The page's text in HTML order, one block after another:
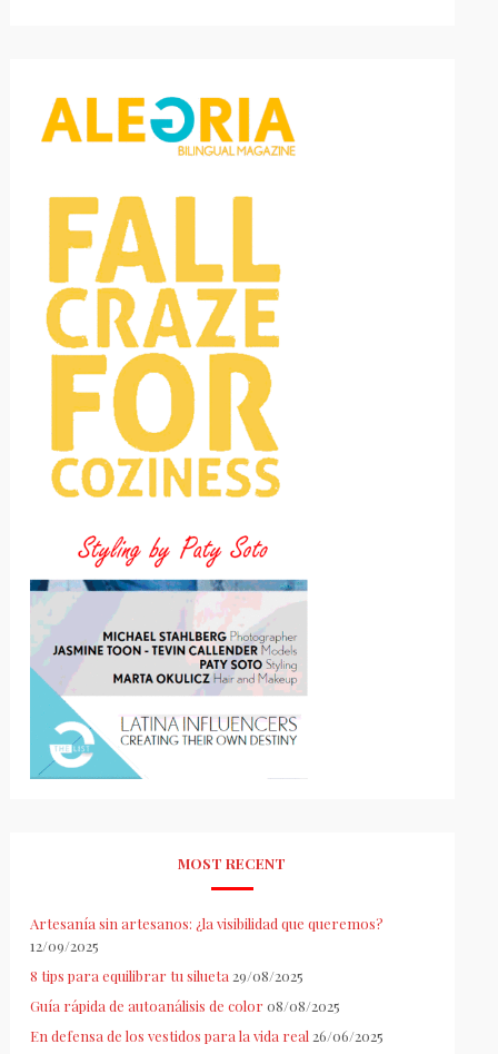
MOST RECENT
Artesanía sin artesanos: ¿la visibilidad que queremos?
12/09/2025
8 tips para equilibrar tu silueta 29/08/2025
Guía rápida de autoanálisis de color 08/08/2025
En defensa de los vestidos para la vida real 26/06/2025